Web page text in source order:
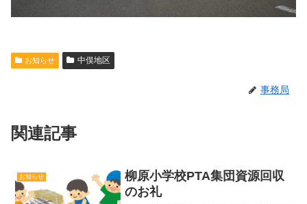
お知らせ 中俣地区
事務局
関連記事
お知らせ
柳原小学校PTA集団資源回収
のお礼